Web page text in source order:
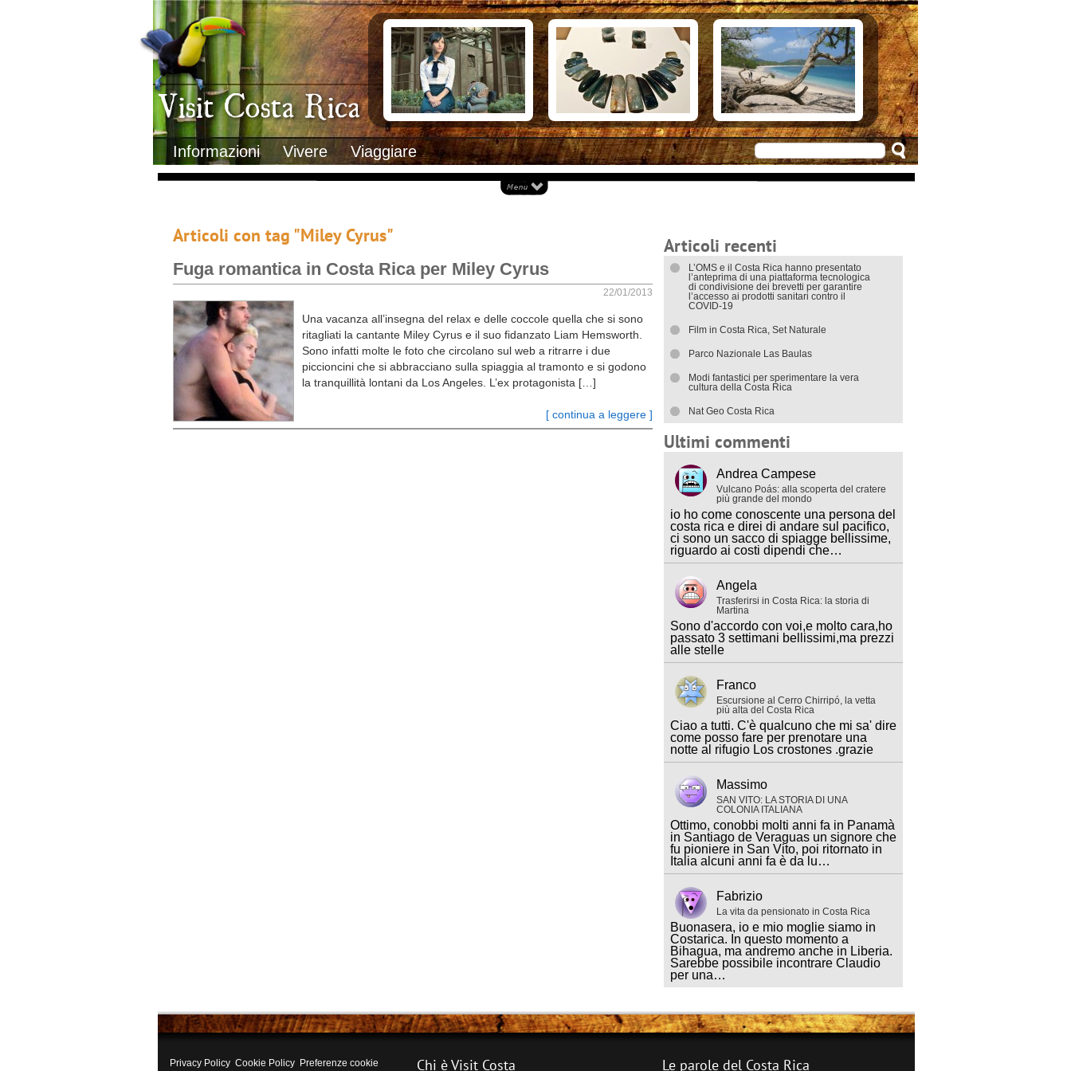
Visit Costa Rica
Informazioni Vivere Viaggiare
Clima
Geografia
Informazioni Geografiche
Letteratura e cultura
Gastronomia
Lo sapevi che
Musica
Natura
Storia
Trasporti Interni
Documenti necessari per trasferirsi
Italiani in Costa Rica
L’ambasciata italiana
Opportunità lavorative
Alloggiare in Costarica
Arrivare in Costarica
Cosa vedere
Attrazioni principali
Ecoturismo
Eventi e appuntamenti
Isole
Parchi Nazionali
Spiagge
Documenti di viaggio
I trasporti interni
Articoli con tag "Miley Cyrus"
Fuga romantica in Costa Rica per Miley Cyrus
22/01/2013
[ continua a leggere ]
Una vacanza all’insegna del relax e delle coccole quella che si sono
ritagliati la cantante Miley Cyrus e il suo fidanzato Liam Hemsworth.
Sono infatti molte le foto che circolano sul web a ritrarre i due
piccioncini che si abbracciano sulla spiaggia al tramonto e si godono
la tranquillità lontani da Los Angeles. L’ex protagonista […]
Articoli recenti
L’OMS e il Costa Rica hanno presentato
l’anteprima di una piattaforma tecnologica
di condivisione dei brevetti per garantire
l’accesso ai prodotti sanitari contro il
COVID-19
Film in Costa Rica, Set Naturale
Parco Nazionale Las Baulas
Modi fantastici per sperimentare la vera
cultura della Costa Rica
Nat Geo Costa Rica
Ultimi commenti
Andrea Campese
Vulcano Poás: alla scoperta del cratere
più grande del mondo
io ho come conoscente una persona del
costa rica e direi di andare sul pacifico,
ci sono un sacco di spiagge bellissime,
riguardo ai costi dipendi che…
Angela
Trasferirsi in Costa Rica: la storia di
Martina
Sono d'accordo con voi,e molto cara,ho
passato 3 settimani bellissimi,ma prezzi
alle stelle
Franco
Escursione al Cerro Chirripó, la vetta
più alta del Costa Rica
Ciao a tutti. C'è qualcuno che mi sa' dire
come posso fare per prenotare una
notte al rifugio Los crostones .grazie
Massimo
SAN VITO: LA STORIA DI UNA
COLONIA ITALIANA
Ottimo, conobbi molti anni fa in Panamà
in Santiago de Veraguas un signore che
fu pioniere in San Vito, poi ritornato in
Italia alcuni anni fa è da lu…
Fabrizio
La vita da pensionato in Costa Rica
Buonasera, io e mio moglie siamo in
Costarica. In questo momento a
Bihagua, ma andremo anche in Liberia.
Sarebbe possibile incontrare Claudio
per una…
Privacy Policy Cookie Policy Preferenze cookie Chi è Visit Costa Le parole del Costa Rica